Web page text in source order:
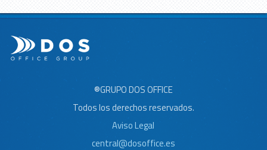
®GRUPO DOS OFFICE
Todos los derechos reservados.
Aviso Legal
central@dosoffice.es